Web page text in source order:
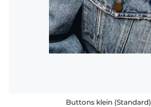
Buttons klein (Standard)